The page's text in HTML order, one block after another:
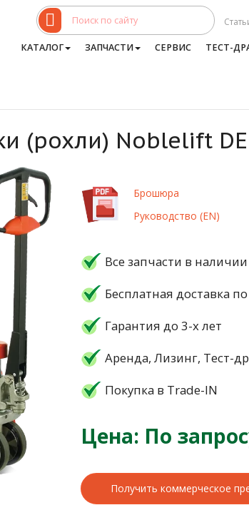
КАТАЛОГ ЗАПЧАСТИ СЕРВИС ТЕСТ-
(рохли) Noblelift
Брошюра
Руководство (EN)
Все запчасти в наличии
Бесплатная доставка
Гарантия до 3-х лет
Аренда, Лизинг, Тест-
Покупка в Trade-IN
Цена: По
Получить коммерческое